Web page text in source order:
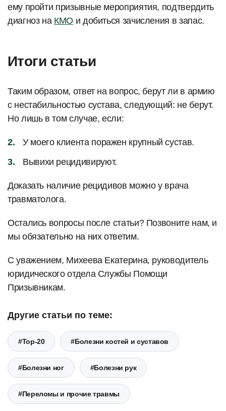
ему пройти призывные мероприятия, подтвердить
диагноз на КМО и добиться зачисления в запас.
Итоги статьи
Таким образом, ответ на вопрос, берут ли в армию
с нестабильностью сустава, следующий: не берут.
Но лишь в том случае, если:
У моего клиента поражен крупный сустав.
Вывихи рецидивируют.
Доказать наличие рецидивов можно у врача
травматолога.
Остались вопросы после статьи? Позвоните нам, и
мы обязательно на них ответим.
С уважением, Михеева Екатерина, руководитель
юридического отдела Службы Помощи
Призывникам.
Другие статьи по теме:
#Top-20 #Болезни костей и суставов
#Болезни ног #Болезни рук
#Переломы и прочие травмы